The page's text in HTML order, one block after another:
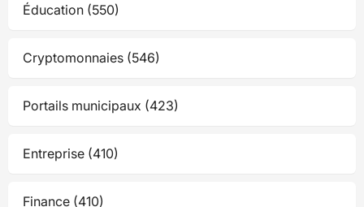
Éducation (550)
Cryptomonnaies (546)
Portails municipaux (423)
Entreprise (410)
Finance (410)